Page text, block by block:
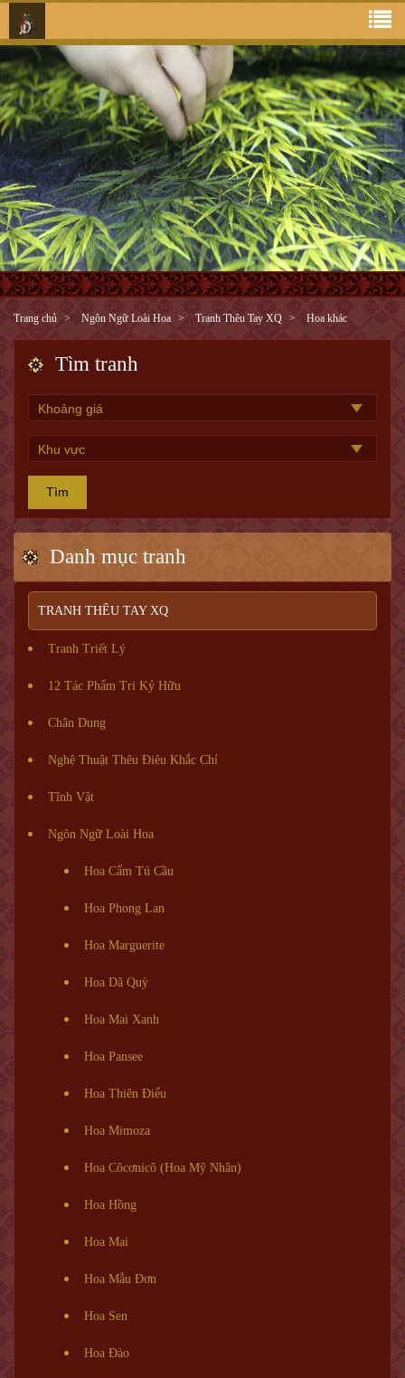
Trang chủ Ngôn Ngữ Loài Hoa Tranh Thêu Tay XQ Hoa khác
Tìm tranh
Tìm
Danh mục tranh
TRANH THÊU TAY XQ
Tranh Triết Lý
12 Tác Phẩm Tri Kỷ Hữu
Chân Dung
Nghệ Thuật Thêu Điêu Khắc Chỉ
Tĩnh Vật
Ngôn Ngữ Loài Hoa
Hoa Cẩm Tú Cầu
Hoa Phong Lan
Hoa Marguerite
Hoa Dã Quỳ
Hoa Mai Xanh
Hoa Pansee
Hoa Thiên Điểu
Hoa Mimoza
Hoa Côcơnicô (Hoa Mỹ Nhân)
Hoa Hồng
Hoa Mai
Hoa Mẫu Đơn
Hoa Sen
Hoa Đào